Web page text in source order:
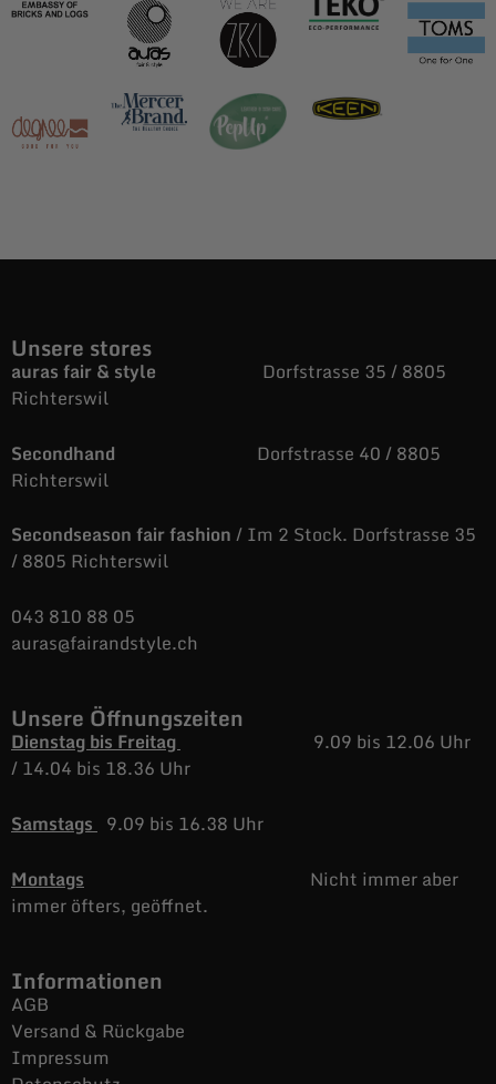
Unsere stores
auras fair & style Dorfstrasse 35 / 8805
Richterswil
Secondhand Dorfstrasse 40 / 8805
Richterswil
Secondseason fair fashion/ Im 2 Stock. Dorfstrasse 35
/ 8805 Richterswil
043 810 88 05
auras@fairandstyle.ch
Unsere Öffnungszeiten
Dienstag bis Freitag
9.09 bis 12.06 Uhr
/14.04 bis 18.36 Uhr
Samstags 9.09 bis 16.38 Uhr
Montags
Nicht immer aber
immer öfters, geöffnet.
Informationen
AGB
Versand & Rückgabe
Impressum